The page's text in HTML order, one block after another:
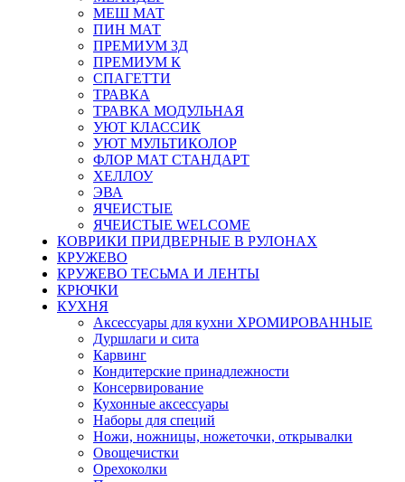
МЕШ МАТ
ПИН МАТ
ПРЕМИУМ 3Д
ПРЕМИУМ К
СПАГЕТТИ
ТРАВКА
ТРАВКА МОДУЛЬНАЯ
УЮТ КЛАССИК
УЮТ МУЛЬТИКОЛОР
ФЛОР МАТ СТАНДАРТ
ХЕЛЛОУ
ЭВА
ЯЧЕИСТЫЕ
ЯЧЕИСТЫЕ WELCOME
КОВРИКИ ПРИДВЕРНЫЕ В РУЛОНАХ
КРУЖЕВО
КРУЖЕВО ТЕСЬМА И ЛЕНТЫ
КРЮЧКИ
КУХНЯ
Аксессуары для кухни ХРОМИРОВАННЫЕ
Дуршлаги и сита
Карвинг
Кондитерские принадлежности
Консервирование
Кухонные аксессуары
Наборы для специй
Ножи, ножницы, ножеточки, открывалки
Овощечистки
Орехоколки